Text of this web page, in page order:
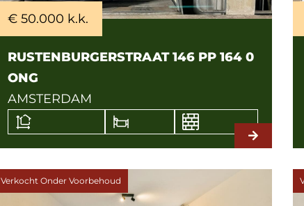
€ 50.000 k.k.
RUSTENBURGERSTRAAT 146 PP 164 0
ONG
AMSTERDAM
Verkocht Onder Voorbehoud